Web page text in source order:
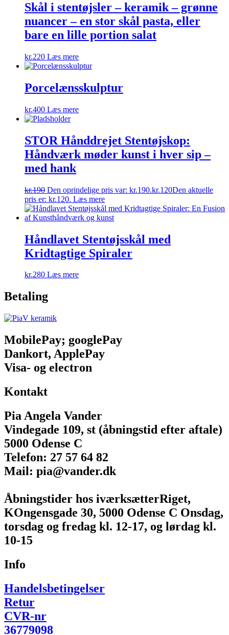
Skål i stentøjsler – keramik – grønne
nuancer – en stor skål pasta, eller
bare en lille portion salat
kr.220 Læs mere
Porcelænsskulptur
kr.400 Læs mere
STOR Hånddrejet Stentøjskop:
Håndværk møder kunst i hver sip –
med hank
kr.190 Den oprindelige pris var: kr.190.kr.120Den aktuelle
pris er: kr.120. Læs mere
Håndlavet Stentøjsskål med
Kridtagtige Spiraler
kr.280 Læs mere
Betaling
MobilePay; googlePay
Dankort, ApplePay
Visa- og electron
Kontakt
Pia Angela Vander
Vindegade 109, st (åbningstid efter aftale)
5000 Odense C
Telefon: 27 57 64 82
Mail: pia@vander.dk
Åbningstider hos iværksætterRiget,
KOngensgade 30, 5000 Odense C Onsdag,
torsdag og fredag kl. 12-17, og lørdag kl.
10-15
Info
Handelsbetingelser
Retur
CVR-nr
36779098